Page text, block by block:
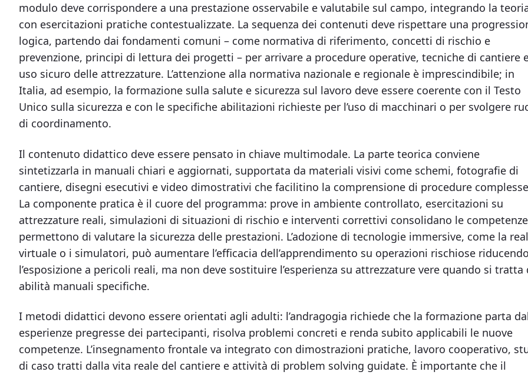
modulo deve corrispondere a una prestazione osservabile e valutabile sul campo, integrando la
con esercitazioni pratiche contestualizzate. La sequenza dei contenuti deve rispettare una
logica, partendo dai fondamenti comuni – come normativa di riferimento, concetti di rischio e
prevenzione, principi di lettura dei progetti – per arrivare a procedure operative, tecniche di cantiere
uso sicuro delle attrezzature. L’attenzione alla normativa nazionale e regionale è imprescindibile; in
Italia, ad esempio, la formazione sulla salute e sicurezza sul lavoro deve essere coerente con il Testo
Unico sulla sicurezza e con le specifiche abilitazioni richieste per l’uso di macchinari o per svolgere
di coordinamento.
Il contenuto didattico deve essere pensato in chiave multimodale. La parte teorica conviene
sintetizzarla in manuali chiari e aggiornati, supportata da materiali visivi come schemi, fotografie di
cantiere, disegni esecutivi e video dimostrativi che facilitino la comprensione di procedure
La componente pratica è il cuore del programma: prove in ambiente controllato, esercitazioni su
attrezzature reali, simulazioni di situazioni di rischio e interventi correttivi consolidano le
permettono di valutare la sicurezza delle prestazioni. L’adozione di tecnologie immersive, come la
virtuale o i simulatori, può aumentare l’efficacia dell’apprendimento su operazioni rischiose riducendo
l’esposizione a pericoli reali, ma non deve sostituire l’esperienza su attrezzature vere quando si tratta
abilità manuali specifiche.
I metodi didattici devono essere orientati agli adulti: l’andragogia richiede che la formazione parta
esperienze pregresse dei partecipanti, risolva problemi concreti e renda subito applicabili le nuove
competenze. L’insegnamento frontale va integrato con dimostrazioni pratiche, lavoro cooperativo,
di caso tratti dalla vita reale del cantiere e attività di problem solving guidate. È importante che il